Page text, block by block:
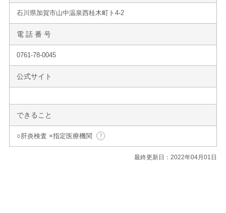
石川県加賀市山中温泉西桂木町ト4-2
電 話 番 号
0761-78-0045
公式サイト
できること
○肝炎検査 ×指定医療機関
最終更新日：2022年04月01日